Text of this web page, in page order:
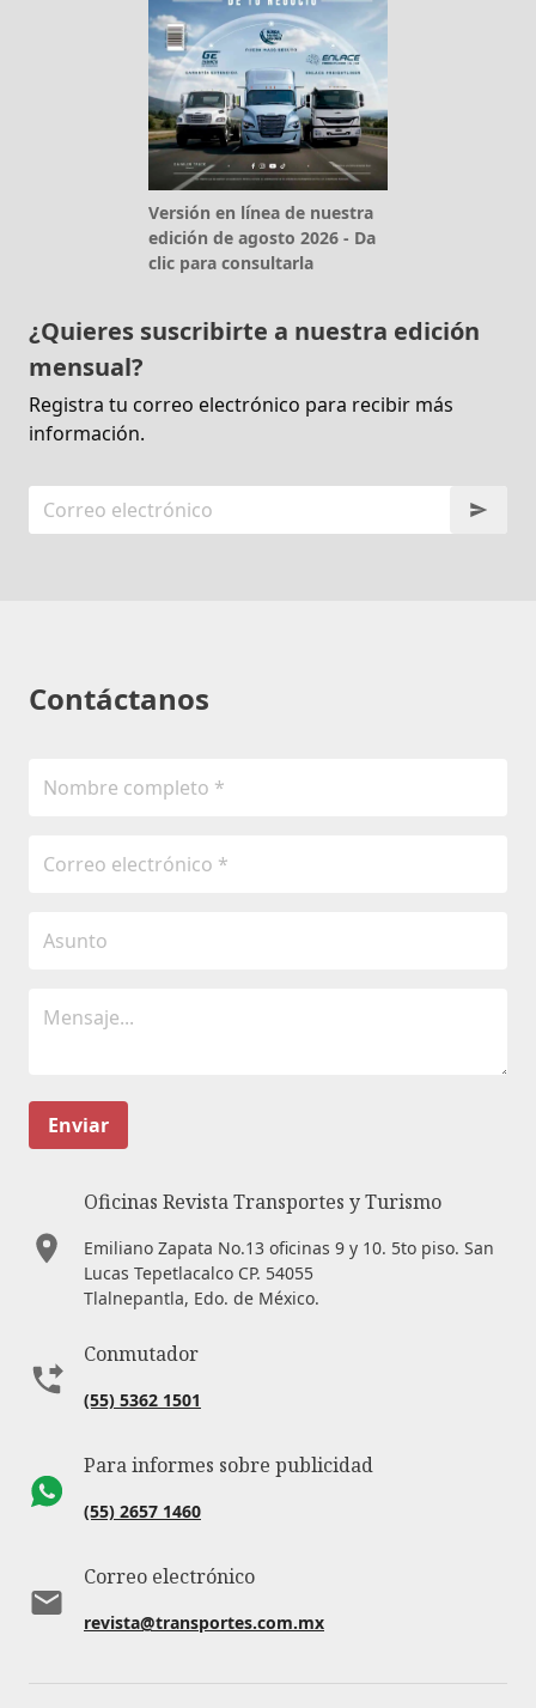
Versión en línea de nuestra
edición de agosto 2026 - Da
clic para consultarla
¿Quieres suscribirte a nuestra edición
mensual?
Registra tu correo electrónico para recibir más
información.
Contáctanos
Enviar
Oficinas Revista Transportes y Turismo
Emiliano Zapata No.13 oficinas 9 y 10. 5to piso. San
Lucas Tepetlacalco CP. 54055
Tlalnepantla, Edo. de México.
Conmutador
(55) 5362 1501
Para informes sobre publicidad
(55) 2657 1460
Correo electrónico
revista@transportes.com.mx